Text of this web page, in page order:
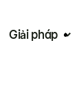
Giải pháp